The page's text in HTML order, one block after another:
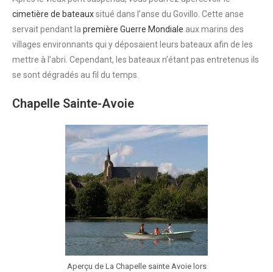
cimetière de bateauxsitué dans l’anse du Govillo. Cette anse
servait pendant la première Guerre Mondiale aux marins des
villages environnants qui y déposaient leurs bateaux afin de les
mettre à l’abri. Cependant, les bateaux n’étant pas entretenus ils
se sont dégradés au fil du temps.
Chapelle Sainte-Avoie
Aperçu de La Chapelle sainte Avoie lors